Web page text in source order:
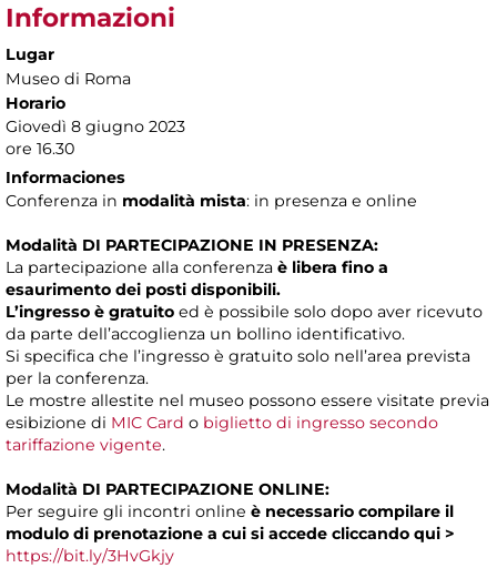
Informazioni
Lugar
Museo di Roma
Horario
Giovedì 8 giugno 2023
ore 16.30
Informaciones
Conferenza in modalità mista: in presenza e online
Modalità DI PARTECIPAZIONE IN PRESENZA:
La partecipazione alla conferenza è libera fino a
esaurimento dei posti disponibili.
L’ingresso è gratuito ed è possibile solo dopo aver ricevuto
da parte dell’accoglienza un bollino identificativo.
Si specifica che l’ingresso è gratuito solo nell’area prevista
per la conferenza.
Le mostre allestite nel museo possono essere visitate previa
esibizione di MIC Card o biglietto di ingresso secondo
tariffazione vigente.
Modalità DI PARTECIPAZIONE ONLINE:
Per seguire gli incontri online è necessario compilare il
modulo di prenotazione a cui si accede cliccando qui >
https://bit.ly/3HvGkjy